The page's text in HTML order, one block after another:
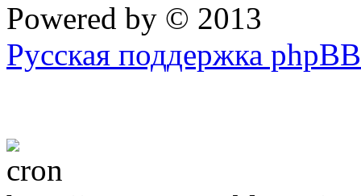
Powered by © 2013
Русская поддержка phpBB